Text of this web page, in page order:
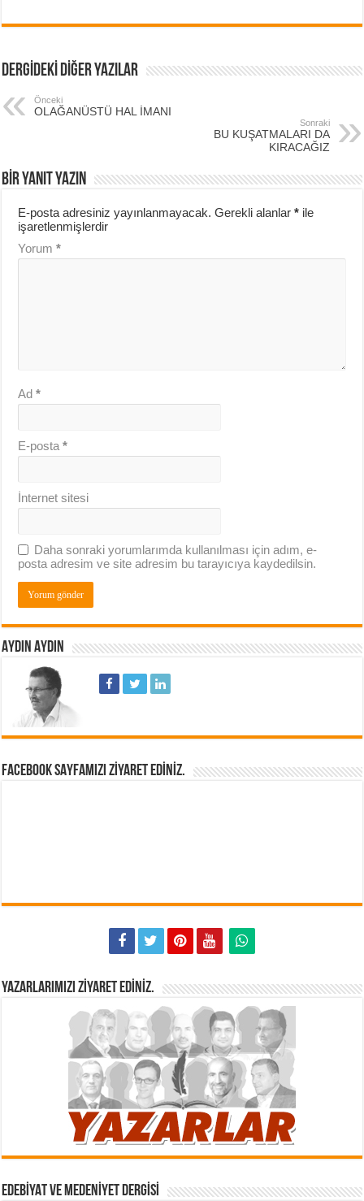
DERGİDEKİ DİĞER YAZILAR
Önceki
OLAĞANÜSTÜ HAL İMANI
Sonraki
BU KUŞATMALARI DA
KIRACAĞIZ
BIR YANIT YAZIN
E-posta adresiniz yayınlanmayacak. Gerekli alanlar* ile
işaretlenmişlerdir
Yorum*
Ad*
E-posta*
İnternet sitesi
Daha sonraki yorumlarımda kullanılması için adım, e-
posta adresim ve site adresim bu tarayıcıya kaydedilsin.
AYDIN AYDIN
FACEBOOK SAYFAMIZI ZIYARET EDINIZ.
YAZARLARIMIZI ZIYARET EDINIZ.
EDEBIYAT VE MEDENIYET DERGISI